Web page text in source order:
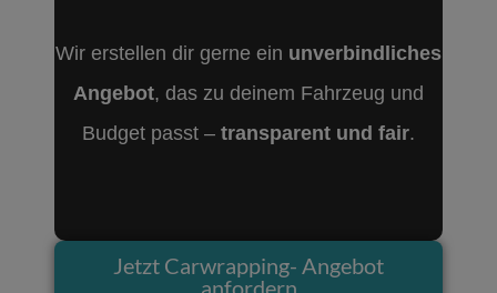
Wir erstellen dir gerne ein unverbindliches
Angebot, das zu deinem Fahrzeug und
Budget passt – transparent und fair.
Jetzt Carwrapping- Angebot
anfordern